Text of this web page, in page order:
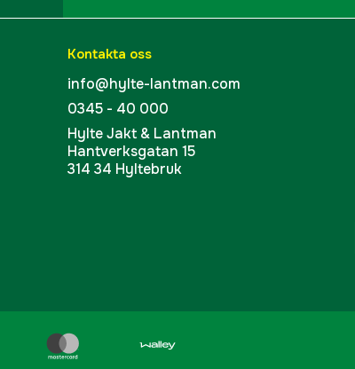
Kontakta oss
info@hylte-lantman.com
0345 - 40 000
Hylte Jakt & Lantman
Hantverksgatan 15
314 34 Hyltebruk